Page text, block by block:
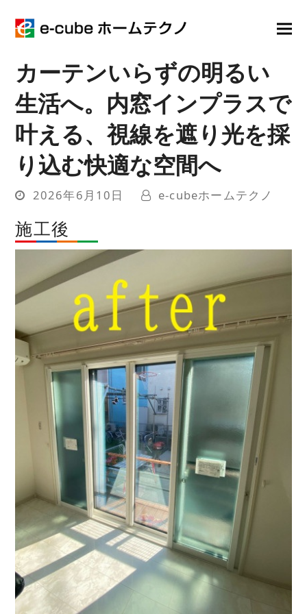
カーテンいらずの明るい
生活へ。内窓インプラスで
叶える、視線を遮り光を採
り込む快適な空間へ
2026年6月10日 e-cubeホームテクノ
施工後